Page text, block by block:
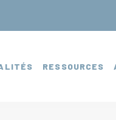
RESSOURCES